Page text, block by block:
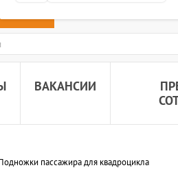
ЗВОНОК
ВАКАНСИИ
пассажира для квадроцикла